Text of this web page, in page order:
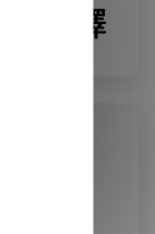
器翻譯